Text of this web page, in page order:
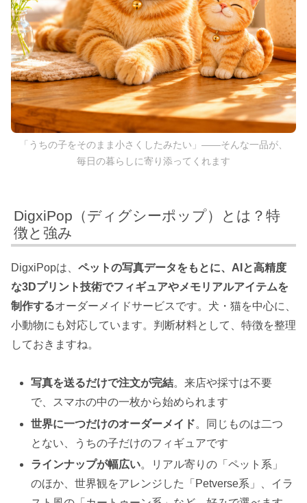
「うちの子をそのまま小さくしたみたい」——そんな一品が、
毎日の暮らしに寄り添ってくれます
DigxiPop（ディグシーポップ）とは？特
徴と強み
DigxiPopは、 ペットの写真データをもとに、AIと高精度
な3Dプリント技術でフィギュアやメモリアルアイテムを
制作するオーダーメイドサービスです。犬・猫を中心に、
小動物にも対応しています。判断材料として、特徴を整理
しておきますね。
写真を送るだけで注文が完結。来店や採寸は不要
で、スマホの中の一枚から始められます
世界に一つだけのオーダーメイド。同じものは二つ
とない、うちの子だけのフィギュアです
ラインナップが幅広い。リアル寄りの「ペット系」
のほか、世界観をアレンジした「Petverse系」、イラ